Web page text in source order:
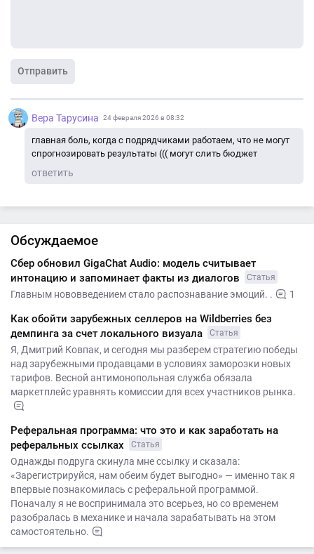
Отправить
Вера Тарусина 24 февраля 2026 в 08:32
главная боль, когда с подрядчиками работаем, что не могут
спрогнозировать результаты ((( могут слить бюджет
ответить
Обсуждаемое
Сбер обновил GigaChat Audio: модель считывает
интонацию и запоминает факты из диалогов
Статья
Главным нововведением стало распознавание эмоций. . 1
Как обойти зарубежных селлеров на Wildberries без
демпинга за счет локального визуала
Статья
Я, Дмитрий Ковпак, и сегодня мы разберем стратегию победы
над зарубежными продавцами в условиях заморозки новых
тарифов. Весной антимонопольная служба обязала
маркетплейс уравнять комиссии для всех участников рынка.
Реферальная программа: что это и как заработать на
реферальных ссылках
Статья
Однажды подруга скинула мне ссылку и сказала:
«Зарегистрируйся, нам обеим будет выгодно» — именно так я
впервые познакомилась с реферальной программой.
Поначалу я не воспринимала это всерьез, но со временем
разобралась в механике и начала зарабатывать на этом
самостоятельно.